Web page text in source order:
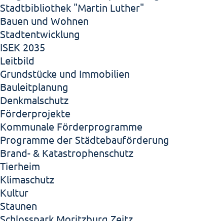
Stadtbibliothek "Martin Luther"
Bauen und Wohnen
Stadtentwicklung
ISEK 2035
Leitbild
Grundstücke und Immobilien
Bauleitplanung
Denkmalschutz
Förderprojekte
Kommunale Förderprogramme
Programme der Städtebauförderung
Brand- & Katastrophenschutz
Tierheim
Klimaschutz
Kultur
Staunen